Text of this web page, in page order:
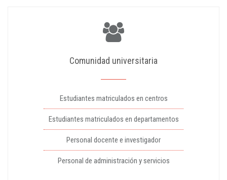
Comunidad universitaria
Estudiantes matriculados en centros
Estudiantes matriculados en departamentos
Personal docente e investigador
Personal de administración y servicios